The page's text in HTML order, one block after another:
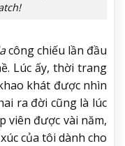
công chiếu lần đầu
Lúc ấy, thời trang
khát được nhìn
ra đời cũng là lúc
viên được vài năm,
của tôi dành cho